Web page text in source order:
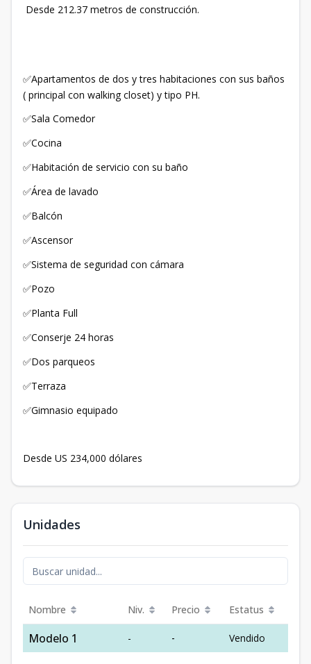
Desde 212.37 metros de construcción.
✅Apartamentos de dos y tres habitaciones con sus baños
( principal con walking closet) y tipo PH.
✅Sala Comedor
✅Cocina
✅Habitación de servicio con su baño
✅Área de lavado
✅Balcón
✅Ascensor
✅Sistema de seguridad con cámara
✅Pozo
✅Planta Full
✅Conserje 24 horas
✅Dos parqueos
✅Terraza
✅Gimnasio equipado
Desde US 234,000 dólares
Unidades
Nombre Niv. Precio Estatus
Modelo 1 - - Vendido